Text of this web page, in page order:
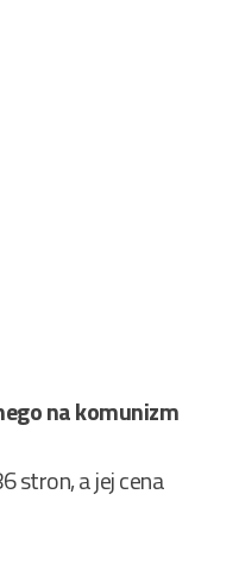
na komunizm
stron, a jej cena